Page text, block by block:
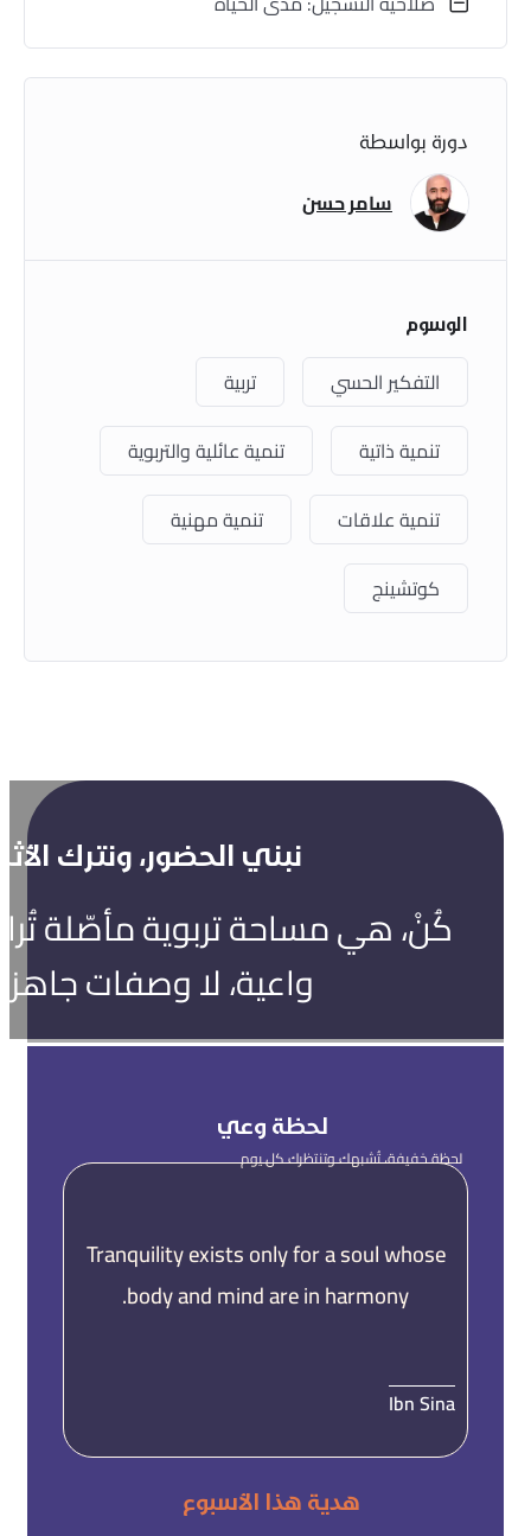
دورة بواسطة
سامر حسن
الوسوم
التفكير الحسي
تربية
‏تنمية ذاتية
‏تنمية عائلية والتربوية
‏تنمية علاقات
تنمية مهنية
كوتشينج
نبني الحضور، ونترك
كُنْ، هي مساحة تربوية مأصّلة
واعية، لا وصفات
لحظة وعي
لحظة خفيفة، تُشبهك وتنتظرك كل يوم
Tranquility exists only for a soul whose
body and mind are in harmony.
Ibn Sina
هدية هذا الأسبوع